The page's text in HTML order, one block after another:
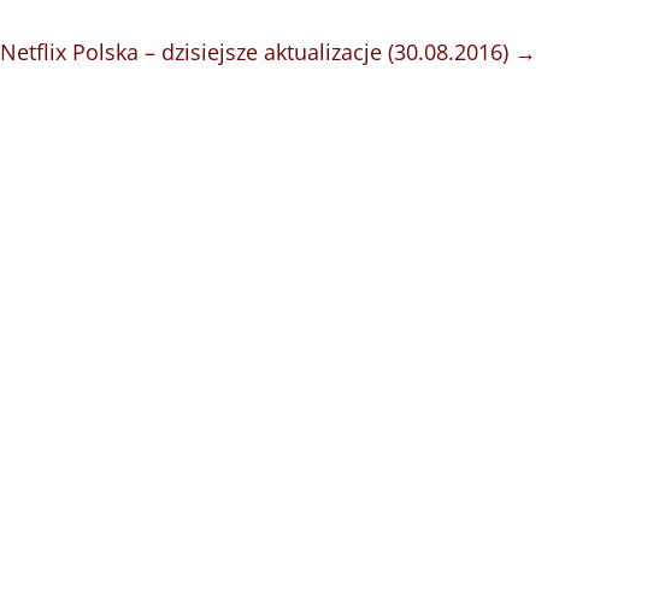
Netflix Polska – dzisiejsze aktualizacje (30.08.2016) →